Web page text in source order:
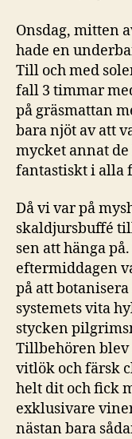
Onsdag, mitten
hade en
Till och med
fall 3 timmar
på gräsmattan
bara njöt av att
mycket annat
fantastiskt i alla
Då vi var på
skaldjursbuffé
sen att hänga
eftermiddagen
på att
systemets vita
stycken
Tillbehören blev
vitlök och färsk
helt dit och fick
exklusivare
nästan bara